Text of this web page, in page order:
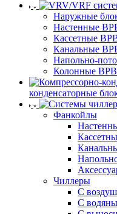
Наружные
Настенные
Кассетные
Канальные
Напольно-
Колонные
конденсаторные
Фанкойлы
Чиллеры
С
С